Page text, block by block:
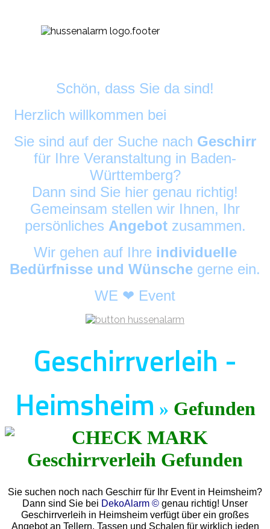
Schön, dass Sie da sind!
Herzlich willkommen bei
Sie sind auf der Suche nach Geschirr
für Ihre Veranstaltung in Baden-
Württemberg?
Dann sind Sie hier genau richtig!
Gemeinsam stellen wir Ihnen, Ihr
persönliches Angebot zusammen.
Wir gehen auf Ihre individuelle
Bedürfnisse und Wünsche gerne ein.
WE ❤ Event
Geschirrverleih -
Heimsheim » Gefunden
Sie suchen noch nach Geschirr für Ihr Event in Heimsheim?
Dann sind Sie bei DekoAlarm © genau richtig! Unser
Geschirrverleih in Heimsheim verfügt über ein großes
Angebot an Tellern, Tassen und Schalen für wirklich jeden